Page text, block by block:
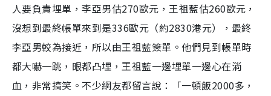
人要負責埋單，李亞男估270歐元，王祖藍估260歐元，
沒想到最終帳單來到是336歐元（約2830港元），最終
李亞男較為接近，所以由王祖藍簽單。他們見到帳單時
都大嚇一跳，眼都凸埋，王祖藍一邊埋單一邊心在淌
血，非常搞笑。不少網友都留言說：「一頓飯2000多，